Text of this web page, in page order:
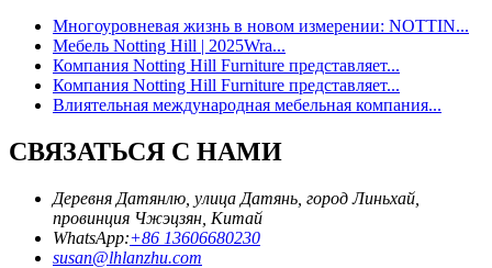
Многоуровневая жизнь в новом измерении: NOTTIN...
Мебель Notting Hill | 2025Wra...
Компания Notting Hill Furniture представляет...
Компания Notting Hill Furniture представляет...
Влиятельная международная мебельная компания...
СВЯЗАТЬСЯ С НАМИ
Деревня Датянлю, улица Датянь, город Линьхай,
провинция Чжэцзян, Китай
WhatsApp:+86 13606680230
susan@lhlanzhu.com